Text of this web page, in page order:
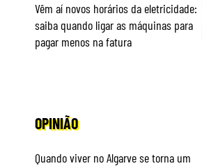
Vêm aí novos horários da eletricidade:
saiba quando ligar as máquinas para
pagar menos na fatura
OPINIÃO
Quando viver no Algarve se torna um